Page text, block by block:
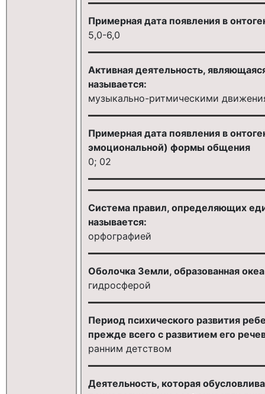
Примерная дата появления в
5,0-6,0
Активная деятельность,
называется:
музыкально-ритмическими
Примерная дата появления в
эмоциональной) формы общения
0; 02
Система правил, определяющих
называется:
орфографией
Оболочка Земли, образованная
гидросферой
Период психического развития
прежде всего с развитием его
ранним детством
Деятельность, которая